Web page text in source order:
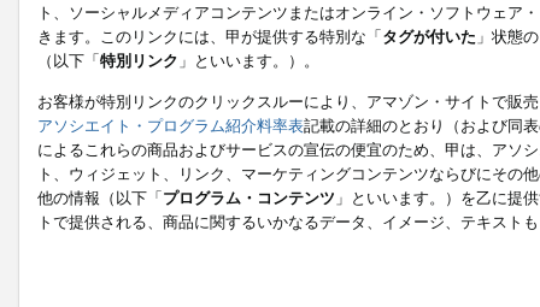
ト、ソーシャルメディアコンテンツまたはオンライン・ソフトウェア
きます。このリンクには、甲が提供する特別な「タグが付いた 」状態
（以下「特別リンク 」といいます。）。
お客様が特別リンクのクリックスルーにより、アマゾン・サイトで販
アソシエイト・プログラム紹介料率表記載の詳細のとおり（および同
によるこれらの商品およびサービスの宣伝の便宜のため、甲は、アソ
ト、ウィジェット、リンク、マーケティングコンテンツならびにその
他の情報（以下「プログラム・コンテンツ 」といいます。）を乙に提
トで提供される、商品に関するいかなるデータ、イメージ、テキス